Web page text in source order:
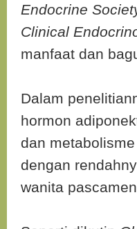
Endocrine
Clinical
manfaat dan
Dalam
hormon
dan
dengan
wanita